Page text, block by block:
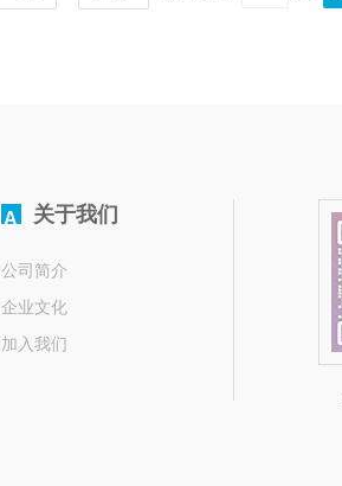
A 关于我们
公司简介
企业文化
加入我们